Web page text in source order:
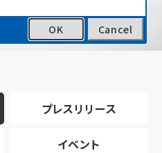
プレスリリース
イベント
OK Cancel